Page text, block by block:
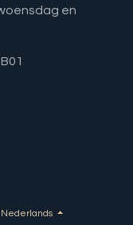
en
Nederlands